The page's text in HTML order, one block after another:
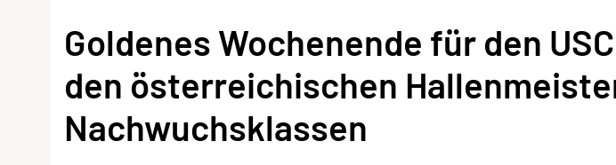
Goldenes Wochenende für den
den österreichischen
Nachwuchsklassen